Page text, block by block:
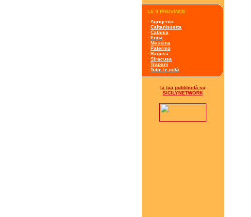
LE 9 PROVINCE:
· Agrigento
· Caltanissetta
· Catania
· Enna
· Messina
· Palermo
· Ragusa
· Siracusa
· Trapani
· Tutte le città
la tua pubblicità su
SICILYNETWORK